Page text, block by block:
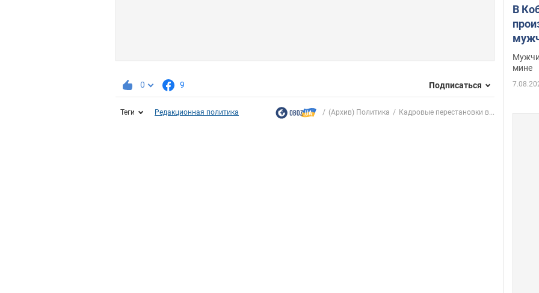
0 9 Подписаться
Теги Редакционная политика (Архив) Политика Кадровые перестановки в...
В
мине